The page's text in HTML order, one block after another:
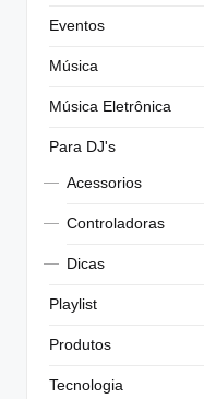
Eventos
Música
Música Eletrônica
Para DJ's
Acessorios
Controladoras
Dicas
Playlist
Produtos
Tecnologia